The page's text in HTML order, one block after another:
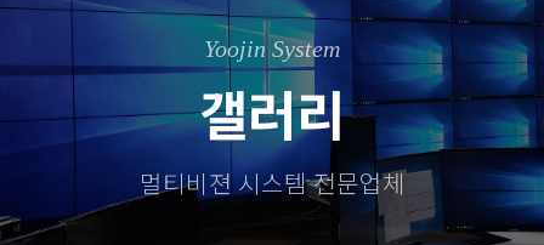
Yoojin System
갤러리
멀티비젼 시스템 전문업체